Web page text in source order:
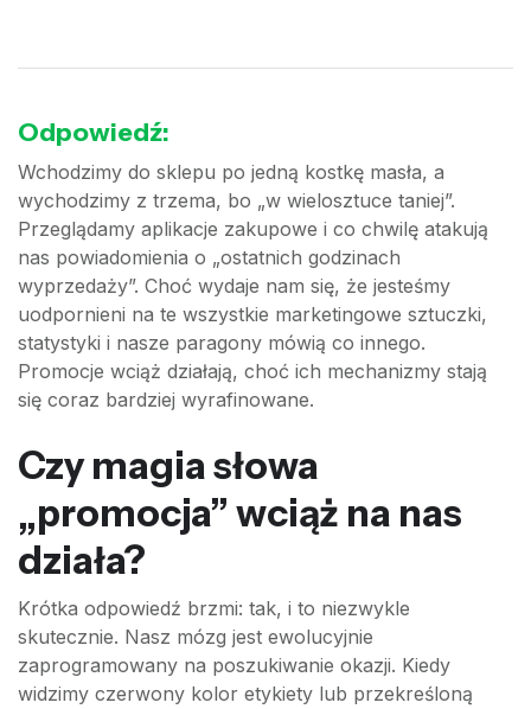
Odpowiedź:
Wchodzimy do sklepu po jedną kostkę masła, a
wychodzimy z trzema, bo „w wielosztuce taniej”.
Przeglądamy aplikacje zakupowe i co chwilę atakują
nas powiadomienia o „ostatnich godzinach
wyprzedaży”. Choć wydaje nam się, że jesteśmy
uodpornieni na te wszystkie marketingowe sztuczki,
statystyki i nasze paragony mówią co innego.
Promocje wciąż działają, choć ich mechanizmy stają
się coraz bardziej wyrafinowane.
Czy magia słowa
„promocja” wciąż na nas
działa?
Krótka odpowiedź brzmi: tak, i to niezwykle
skutecznie. Nasz mózg jest ewolucyjnie
zaprogramowany na poszukiwanie okazji. Kiedy
widzimy czerwony kolor etykiety lub przekreśloną